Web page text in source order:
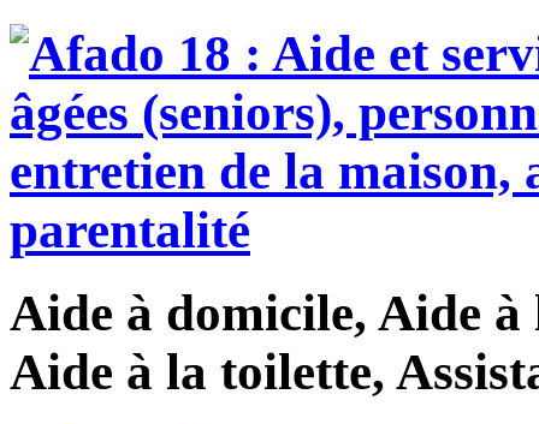
Aide à domicile, Aide
Aide à la toilette,